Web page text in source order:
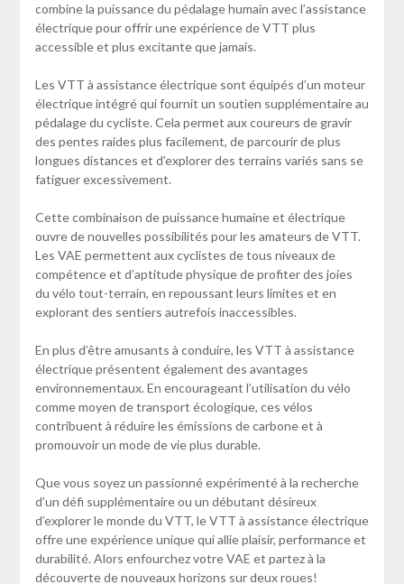
combine la puissance du pédalage humain avec l’assistance
électrique pour offrir une expérience de VTT plus
accessible et plus excitante que jamais.
Les VTT à assistance électrique sont équipés d’un moteur
électrique intégré qui fournit un soutien supplémentaire au
pédalage du cycliste. Cela permet aux coureurs de gravir
des pentes raides plus facilement, de parcourir de plus
longues distances et d’explorer des terrains variés sans se
fatiguer excessivement.
Cette combinaison de puissance humaine et électrique
ouvre de nouvelles possibilités pour les amateurs de VTT.
Les VAE permettent aux cyclistes de tous niveaux de
compétence et d’aptitude physique de profiter des joies
du vélo tout-terrain, en repoussant leurs limites et en
explorant des sentiers autrefois inaccessibles.
En plus d’être amusants à conduire, les VTT à assistance
électrique présentent également des avantages
environnementaux. En encourageant l’utilisation du vélo
comme moyen de transport écologique, ces vélos
contribuent à réduire les émissions de carbone et à
promouvoir un mode de vie plus durable.
Que vous soyez un passionné expérimenté à la recherche
d’un défi supplémentaire ou un débutant désireux
d’explorer le monde du VTT, le VTT à assistance électrique
offre une expérience unique qui allie plaisir, performance et
durabilité. Alors enfourchez votre VAE et partez à la
découverte de nouveaux horizons sur deux roues!